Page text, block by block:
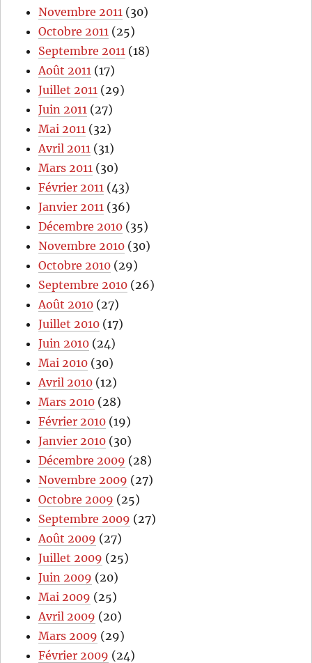
Novembre 2011 (30)
Octobre 2011 (25)
Septembre 2011 (18)
Août 2011 (17)
Juillet 2011 (29)
Juin 2011 (27)
Mai 2011 (32)
Avril 2011 (31)
Mars 2011 (30)
Février 2011 (43)
Janvier 2011 (36)
Décembre 2010 (35)
Novembre 2010 (30)
Octobre 2010 (29)
Septembre 2010 (26)
Août 2010 (27)
Juillet 2010 (17)
Juin 2010 (24)
Mai 2010 (30)
Avril 2010 (12)
Mars 2010 (28)
Février 2010 (19)
Janvier 2010 (30)
Décembre 2009 (28)
Novembre 2009 (27)
Octobre 2009 (25)
Septembre 2009 (27)
Août 2009 (27)
Juillet 2009 (25)
Juin 2009 (20)
Mai 2009 (25)
Avril 2009 (20)
Mars 2009 (29)
Février 2009 (24)